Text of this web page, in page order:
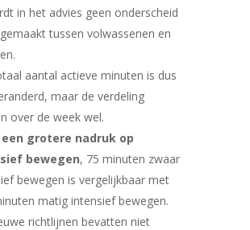
in het advies geen onderscheid
tussen volwassenen en
aantal actieve minuten is dus
maar de verdeling
over de week wel.
een grotere nadruk op
bewegen, 75 minuten zwaar
bewegen is vergelijkbaar met
matig intensief bewegen.
richtlijnen bevatten niet